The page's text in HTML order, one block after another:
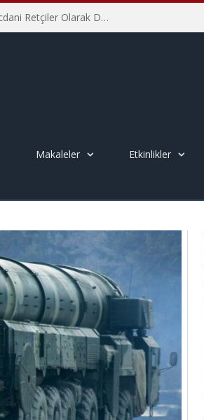
İHD İstanbul Şube Vicdani Ret Komisyonu: Vicdani Retçiler Olarak Destek İçin Buradayız!
Makaleler Etkinlikler